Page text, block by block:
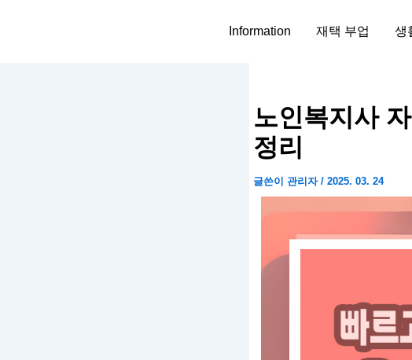
Information 재택 부업 생
노인복지사
정리
글쓴이 관리자 / 2025. 03. 24